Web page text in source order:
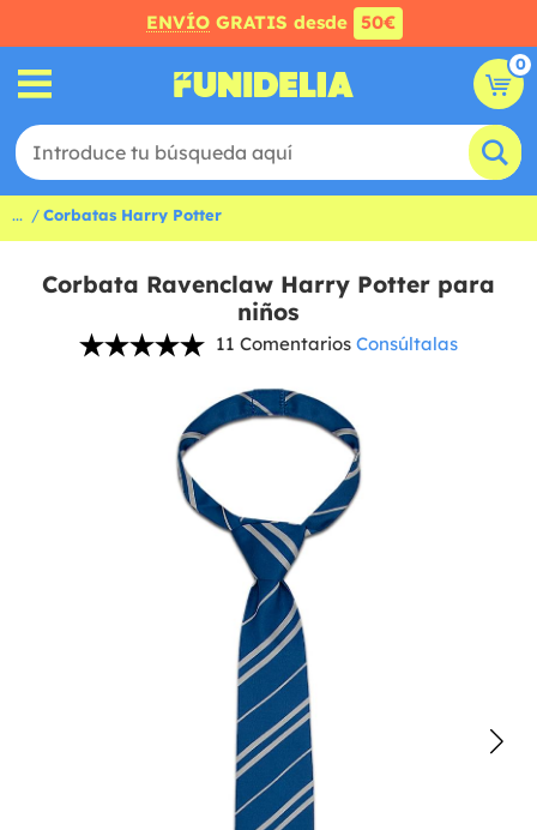
ENVÍO GRATIS desde 50€
0
... Corbatas Harry Potter
Corbata Ravenclaw Harry Potter para
niños
11 Comentarios Consúltalas